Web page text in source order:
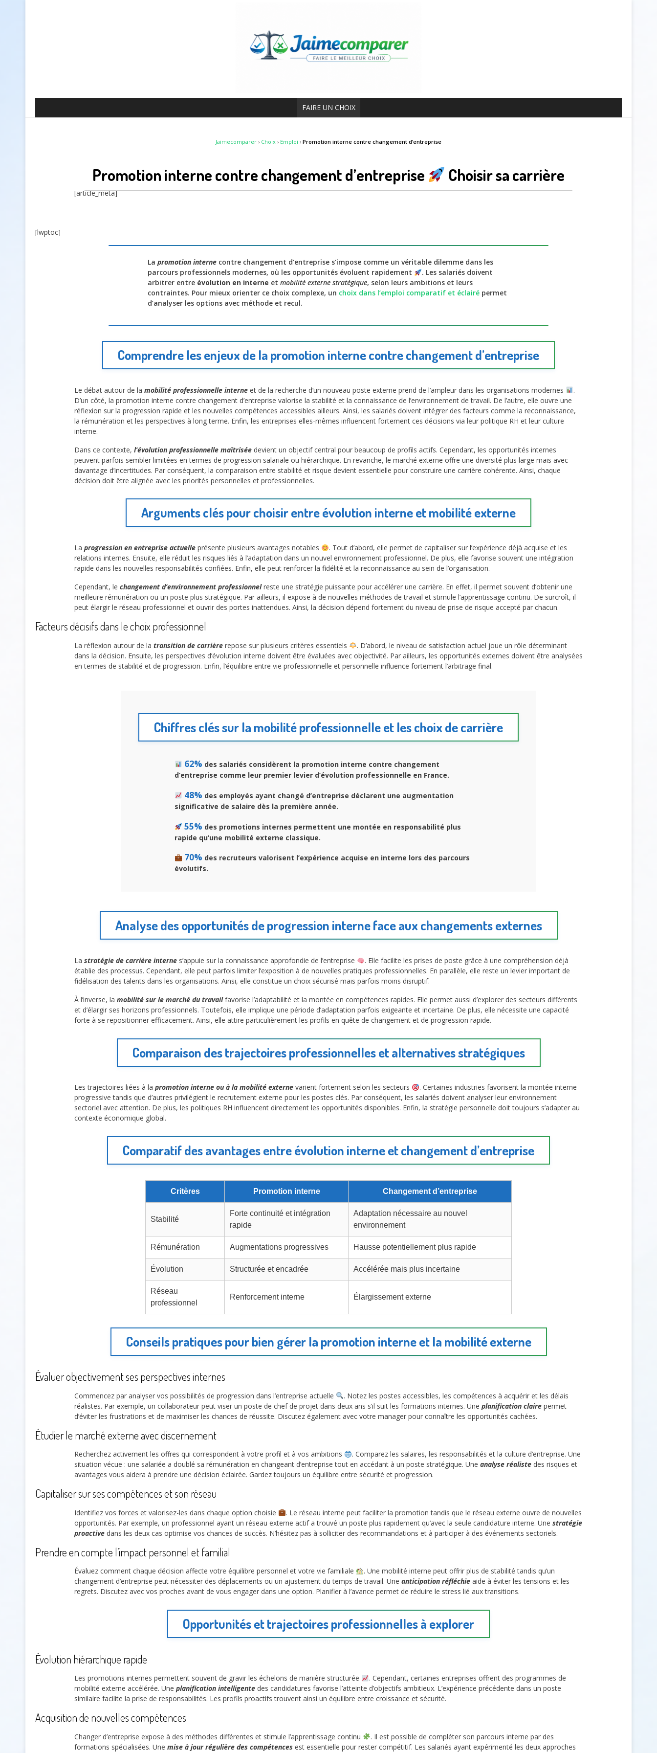
FAIRE UN CHOIX
Jaimecomparer › Choix › Emploi › Promotion interne contre changement d’entreprise
Promotion interne contre changement d’entreprise Choisir sa carrière
[article_meta]
[lwptoc]
La promotion interne contre changement d’entreprise s’impose comme un véritable dilemme dans les
parcours professionnels modernes, où les opportunités évoluent rapidement
. Les salariés doivent
arbitrer entre évolution en interne et mobilité externe stratégique, selon leurs ambitions et leurs
contraintes. Pour mieux orienter ce choix complexe, un choix dans l’emploi comparatif et éclairé permet
d’analyser les options avec méthode et recul.
Comprendre les enjeux de la promotion interne contre changement d’entreprise
Le débat autour de la mobilité professionnelle interne et de la recherche d’un nouveau poste externe prend de l’ampleur dans les organisations modernes
.
D’un côté, la promotion interne contre changement d’entreprise valorise la stabilité et la connaissance de l’environnement de travail. De l’autre, elle ouvre une
réflexion sur la progression rapide et les nouvelles compétences accessibles ailleurs. Ainsi, les salariés doivent intégrer des facteurs comme la reconnaissance,
la rémunération et les perspectives à long terme. Enfin, les entreprises elles-mêmes influencent fortement ces décisions via leur politique RH et leur culture
interne.
Dans ce contexte, l’évolution professionnelle maîtrisée devient un objectif central pour beaucoup de profils actifs. Cependant, les opportunités internes
peuvent parfois sembler limitées en termes de progression salariale ou hiérarchique. En revanche, le marché externe offre une diversité plus large mais avec
davantage d’incertitudes. Par conséquent, la comparaison entre stabilité et risque devient essentielle pour construire une carrière cohérente. Ainsi, chaque
décision doit être alignée avec les priorités personnelles et professionnelles.
Arguments clés pour choisir entre évolution interne et mobilité externe
La progression en entreprise actuelle présente plusieurs avantages notables
. Tout d’abord, elle permet de capitaliser sur l’expérience déjà acquise et les
relations internes. Ensuite, elle réduit les risques liés à l’adaptation dans un nouvel environnement professionnel. De plus, elle favorise souvent une intégration
rapide dans les nouvelles responsabilités confiées. Enfin, elle peut renforcer la fidélité et la reconnaissance au sein de l’organisation.
Cependant, le changement d’environnement professionnelreste une stratégie puissante pour accélérer une carrière. En effet, il permet souvent d’obtenir une
meilleure rémunération ou un poste plus stratégique. Par ailleurs, il expose à de nouvelles méthodes de travail et stimule l’apprentissage continu. De surcroît, il
peut élargir le réseau professionnel et ouvrir des portes inattendues. Ainsi, la décision dépend fortement du niveau de prise de risque accepté par chacun.
Facteurs décisifs dans le choix professionnel
La réflexion autour de la transition de carrière repose sur plusieurs critères essentiels
. D’abord, le niveau de satisfaction actuel joue un rôle déterminant
dans la décision. Ensuite, les perspectives d’évolution interne doivent être évaluées avec objectivité. Par ailleurs, les opportunités externes doivent être analysées
en termes de stabilité et de progression. Enfin, l’équilibre entre vie professionnelle et personnelle influence fortement l’arbitrage final.
Chiffres clés sur la mobilité professionnelle et les choix de carrière
62% des salariés considèrent la promotion interne contre changement
d’entreprise comme leur premier levier d’évolution professionnelle en France.
48% des employés ayant changé d’entreprise déclarent une augmentation
significative de salaire dès la première année.
55% des promotions internes permettent une montée en responsabilité plus
rapide qu’une mobilité externe classique.
70% des recruteurs valorisent l’expérience acquise en interne lors des parcours
évolutifs.
Analyse des opportunités de progression interne face aux changements externes
La stratégie de carrière interne s’appuie sur la connaissance approfondie de l’entreprise
. Elle facilite les prises de poste grâce à une compréhension déjà
établie des processus. Cependant, elle peut parfois limiter l’exposition à de nouvelles pratiques professionnelles. En parallèle, elle reste un levier important de
fidélisation des talents dans les organisations. Ainsi, elle constitue un choix sécurisé mais parfois moins disruptif.
À l’inverse, la mobilité sur le marché du travailfavorise l’adaptabilité et la montée en compétences rapides. Elle permet aussi d’explorer des secteurs différents
et d’élargir ses horizons professionnels. Toutefois, elle implique une période d’adaptation parfois exigeante et incertaine. De plus, elle nécessite une capacité
forte à se repositionner efficacement. Ainsi, elle attire particulièrement les profils en quête de changement et de progression rapide.
Comparaison des trajectoires professionnelles et alternatives stratégiques
Les trajectoires liées à la promotion interne ou à la mobilité externe varient fortement selon les secteurs
. Certaines industries favorisent la montée interne
progressive tandis que d’autres privilégient le recrutement externe pour les postes clés. Par conséquent, les salariés doivent analyser leur environnement
sectoriel avec attention. De plus, les politiques RH influencent directement les opportunités disponibles. Enfin, la stratégie personnelle doit toujours s’adapter au
contexte économique global.
Comparatif des avantages entre évolution interne et changement d’entreprise
Critères Promotion interne Changement d’entreprise
Stabilité
Forte continuité et intégration
rapide
Adaptation nécessaire au nouvel
environnement
Rémunération Augmentations progressives Hausse potentiellement plus rapide
Évolution Structurée et encadrée Accélérée mais plus incertaine
Réseau
professionnel
Renforcement interne Élargissement externe
Conseils pratiques pour bien gérer la promotion interne et la mobilité externe
Évaluer objectivement ses perspectives internes
Commencez par analyser vos possibilités de progression dans l’entreprise actuelle
. Notez les postes accessibles, les compétences à acquérir et les délais
réalistes. Par exemple, un collaborateur peut viser un poste de chef de projet dans deux ans s’il suit les formations internes. Une planification claire permet
d’éviter les frustrations et de maximiser les chances de réussite. Discutez également avec votre manager pour connaître les opportunités cachées.
Étudier le marché externe avec discernement
Recherchez activement les offres qui correspondent à votre profil et à vos ambitions
. Comparez les salaires, les responsabilités et la culture d’entreprise. Une
situation vécue : une salariée a doublé sa rémunération en changeant d’entreprise tout en accédant à un poste stratégique. Une analyse réaliste des risques et
avantages vous aidera à prendre une décision éclairée. Gardez toujours un équilibre entre sécurité et progression.
Capitaliser sur ses compétences et son réseau
Identifiez vos forces et valorisez-les dans chaque option choisie
. Le réseau interne peut faciliter la promotion tandis que le réseau externe ouvre de nouvelles
opportunités. Par exemple, un professionnel ayant un réseau externe actif a trouvé un poste plus rapidement qu’avec la seule candidature interne. Une stratégie
proactive dans les deux cas optimise vos chances de succès. N’hésitez pas à solliciter des recommandations et à participer à des événements sectoriels.
Prendre en compte l’impact personnel et familial
Évaluez comment chaque décision affecte votre équilibre personnel et votre vie familiale
. Une mobilité interne peut offrir plus de stabilité tandis qu’un
changement d’entreprise peut nécessiter des déplacements ou un ajustement du temps de travail. Une anticipation réfléchie aide à éviter les tensions et les
regrets. Discutez avec vos proches avant de vous engager dans une option. Planifier à l’avance permet de réduire le stress lié aux transitions.
Opportunités et trajectoires professionnelles à explorer
Évolution hiérarchique rapide
Les promotions internes permettent souvent de gravir les échelons de manière structurée
. Cependant, certaines entreprises offrent des programmes de
mobilité externe accélérée. Une planification intelligente des candidatures favorise l’atteinte d’objectifs ambitieux. L’expérience précédente dans un poste
similaire facilite la prise de responsabilités. Les profils proactifs trouvent ainsi un équilibre entre croissance et sécurité.
Acquisition de nouvelles compétences
Changer d’entreprise expose à des méthodes différentes et stimule l’apprentissage continu
. Il est possible de compléter son parcours interne par des
formations spécialisées. Une mise à jour régulière des compétences est essentielle pour rester compétitif. Les salariés ayant expérimenté les deux approches